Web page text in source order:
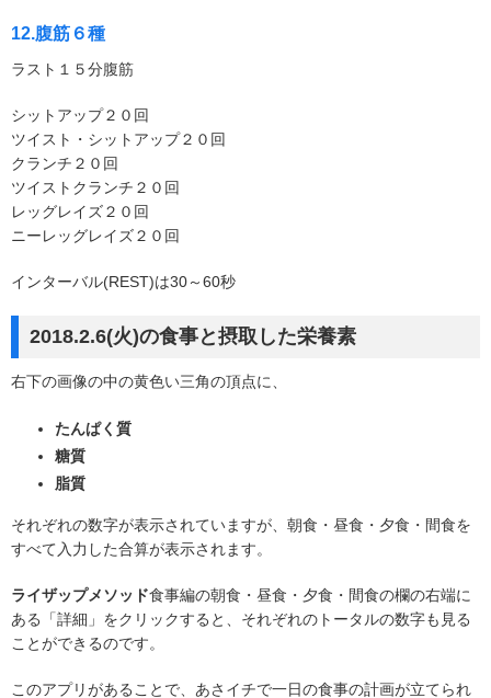
12.腹筋６種
ラスト１５分腹筋
シットアップ２０回
ツイスト・シットアップ２０回
クランチ２０回
ツイストクランチ２０回
レッグレイズ２０回
ニーレッグレイズ２０回
インターバル(REST)は30～60秒
2018.2.6(火)の食事と摂取した栄養素
右下の画像の中の黄色い三角の頂点に、
たんぱく質
糖質
脂質
それぞれの数字が表示されていますが、朝食・昼食・夕食・間食を
すべて入力した合算が表示されます。
ライザップメソッド食事編の朝食・昼食・夕食・間食の欄の右端に
ある「詳細」をクリックすると、それぞれのトータルの数字も見る
ことができるのです。
このアプリがあることで、あさイチで一日の食事の計画が立てられ